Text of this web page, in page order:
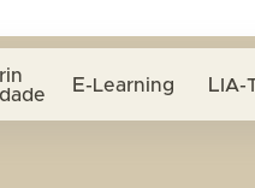
E-Learning